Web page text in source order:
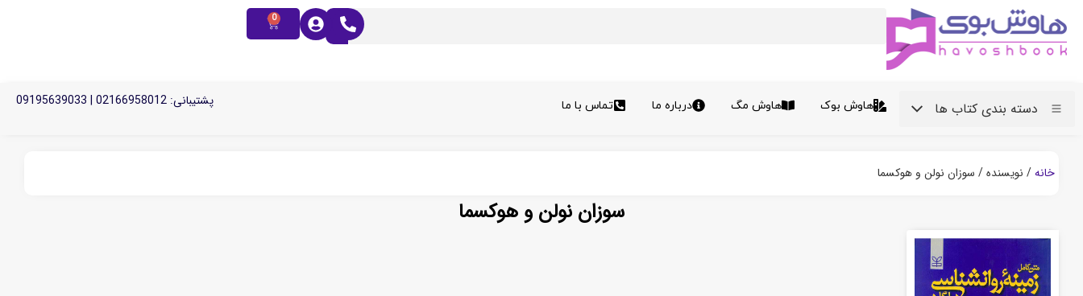
0
دسته بندی کتاب ها هاوش بوک هاوش مگ درباره ما تماس با ما پشتیبانی: 02166958012 | 09195639033
خانه/ نویسنده / سوزان نولن و هوکسما
سوزان نولن و هوکسما